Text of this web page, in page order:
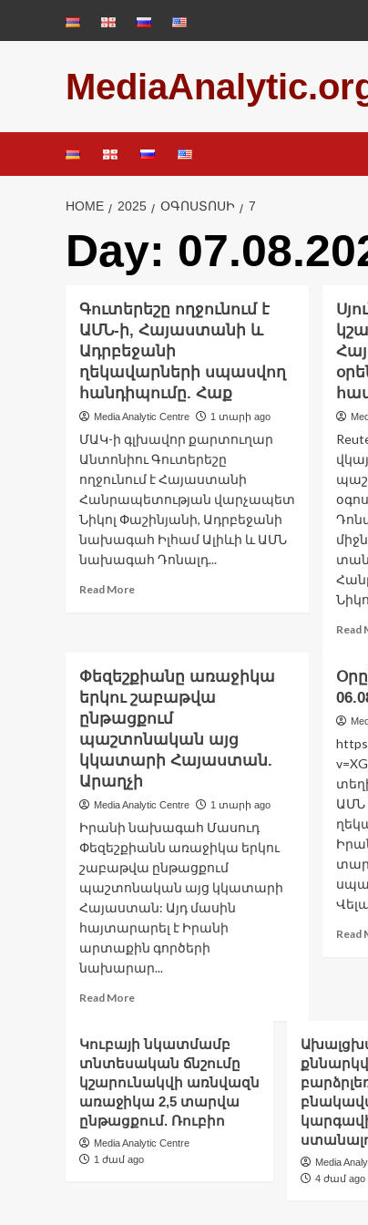
HOME 2025 ՕԳՈՍՏՈՍԻ 7
Day:
Գուտերեշը ողջունում է
ԱՄՆ-ի, Հայաստանի և
Ադրբեջանի
ղեկավարների սպասվող
հանդիպումը. Հաք
Media Analytic Centre 1 տարի ago
ՄԱԿ-ի գլխավոր քարտուղար
Անտոնիու Գուտերեշը
ողջունում է Հայաստանի
Հանրապետության վարչապետ
Նիկոլ Փաշինյանի, Ադրբեջանի
նախագահ Իլհամ Ալիևի և ԱՄՆ
նախագահ Դոնալդ...
Read MoreRead
է
ԱՄՆ-
ի,
Հայաստանի
և
Ադրբեջանի
ղեկավարների
սպասվող
հանդիպումը.
Հաք
Read
Փեզեշքիանը առաջիկա
երկու շաբաթվա
ընթացքում
պաշտոնական այց
կկատարի Հայաստան.
Արաղչի
Media Analytic Centre 1 տարի ago
Իրանի նախագահ Մասուդ
Փեզեշքիանն առաջիկա երկու
շաբաթվա ընթացքում
պաշտոնական այց կկատարի
Հայաստան: Այդ մասին
հայտարարել է Իրանի
արտաքին գործերի
նախարար...
Read MoreRead
Փեզեշքիանը
առաջիկա
երկու
շաբաթվա
ընթացքում
պաշտոնական
այց
կկատարի
ԱՄՆ
Read
Կուբայի նկատմամբ
տնտեսական ճնշումը
կշարունակվի առնվազն
առաջիկա 2,5 տարվա
ընթացքում. Ռուբիո
Media Analytic Centre
1 ժամ ago
Media
4 ժամ ago